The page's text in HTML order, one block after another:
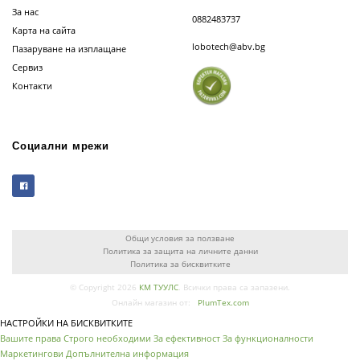
За нас
Карта на сайта
Пазаруване на изплащане
Сервиз
Контакти
0882483737
lobotech@abv.bg
Социални мрежи
Общи условия за ползване
Политика за защита на личните данни
Политика за бисквитките
© Copyright 2026 КМ ТУУЛС. Всички права са запазени.
Онлайн магазин от:
PlumTex.com
НАСТРОЙКИ НА БИСКВИТКИТЕ
Вашите права Строго необходими За ефективност За функционалности
Маркетингови Допълнителна информация